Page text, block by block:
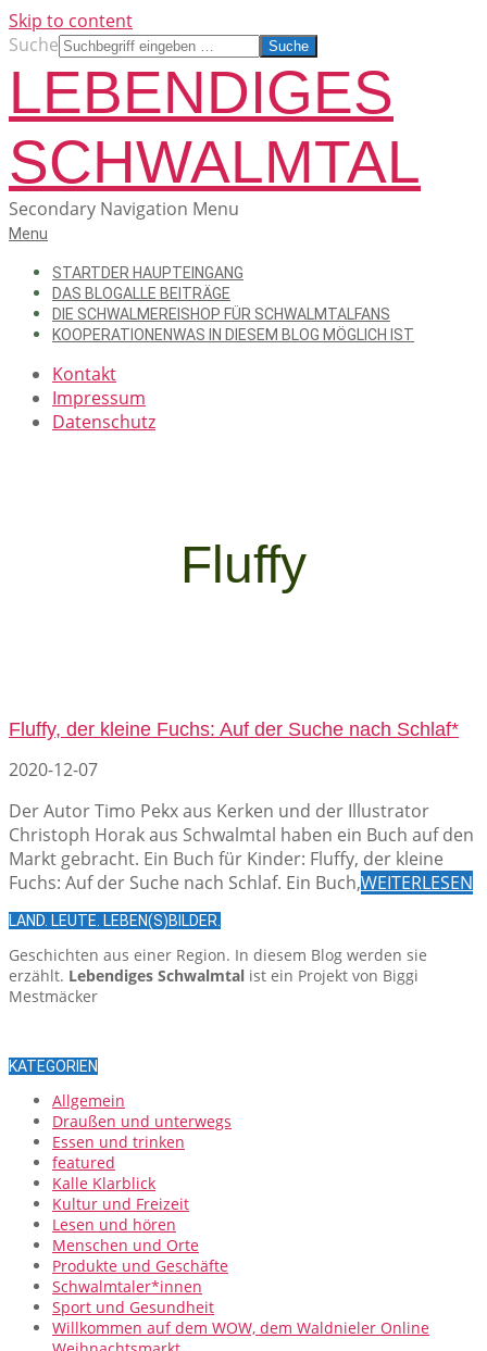
Skip to content
Suche
LEBENDIGES
SCHWALMTAL
Secondary Navigation Menu
Menu
STARTDER HAUPTEINGANG
DAS BLOGALLE BEITRÄGE
DIE SCHWALMEREI SHOP FÜR SCHWALMTALFANS
KOOPERATIONENWAS IN DIESEM BLOG MÖGLICH IST
Kontakt
Impressum
Datenschutz
Fluffy
Fluffy, der kleine Fuchs: Auf der Suche nach Schlaf*
2020-12-07
Der Autor Timo Pekx aus Kerken und der Illustrator
Christoph Horak aus Schwalmtal haben ein Buch auf den
Markt gebracht. Ein Buch für Kinder: Fluffy, der kleine
Fuchs: Auf der Suche nach Schlaf. Ein Buch,WEITERLESEN
LAND. LEUTE. LEBEN(S)BILDER.
Geschichten aus einer Region. In diesem Blog werden sie
erzählt. Lebendiges Schwalmtal ist ein Projekt von Biggi
Mestmäcker
KATEGORIEN
Allgemein
Draußen und unterwegs
Essen und trinken
featured
Kalle Klarblick
Kultur und Freizeit
Lesen und hören
Menschen und Orte
Produkte und Geschäfte
Schwalmtaler*innen
Sport und Gesundheit
Willkommen auf dem WOW, dem Waldnieler Online